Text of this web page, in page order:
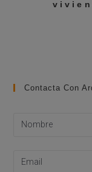
Contacta Con